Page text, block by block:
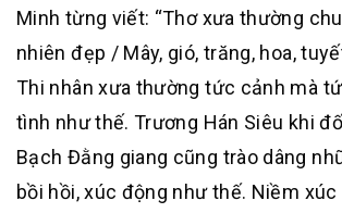
Minh từng viết: “Thơ xưa thường
nhiên đẹp / Mây, gió, trăng, hoa,
Thi nhân xưa thường tức cảnh mà
tình như thế. Trương Hán Siêu khi
Bạch Đằng giang cũng trào dâng
bồi hồi, xúc động như thế. Niềm